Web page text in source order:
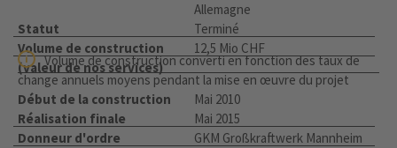
Allemagne
Statut
Terminé
Volume de construction
(valeur de nos services)
12,5 Mio CHF
Volume de construction converti en fonction des taux de
change annuels moyens pendant la mise en œuvre du projet
Début de la construction
Mai 2010
Réalisation finale
Mai 2015
Donneur d'ordre
GKM Großkraftwerk Mannheim